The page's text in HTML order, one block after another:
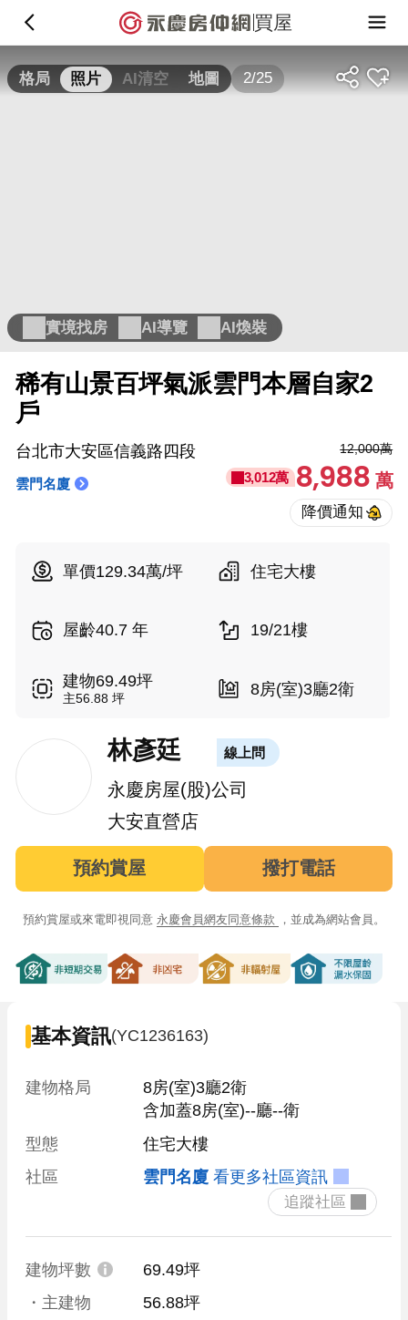
買屋
格局 照片 AI清空 地圖 2/25
實境找房 AI導覽 AI煥裝
稀有山景百坪氣派雲門本層自家2
戶
台北市大安區信義路四段
雲門名廈
12,000萬
3,012萬 8,988萬
單價129.34萬/坪 住宅大樓
屋齡40.7 年 19/21樓
建物69.49坪
主56.88 坪 8房(室)3廳2衛
林彥廷 線上問
永慶房屋(股)公司
大安直營店
預約賞屋 撥打電話
預約賞屋或來電即視同意 永慶會員網友同意條款 ，並成為網站會員。
基本資訊(YC1236163)
建物格局
8房(室)3廳2衛
含加蓋8房(室)--廳--衛
型態
住宅大樓
社區
雲門名廈 看更多社區資訊
建物坪數
69.49坪
・主建物
56.88坪